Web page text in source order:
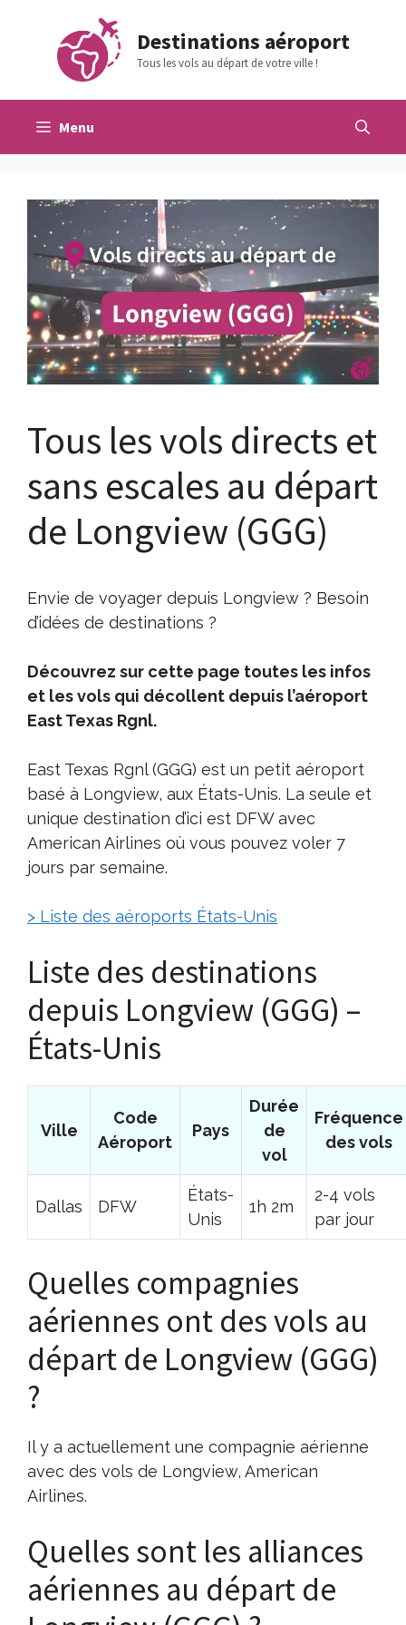
contenu
Destinations aéroport
Tous les vols au départ de votre ville !
Menu
Tous les vols directs et
sans escales au départ
de Longview (GGG)
Envie de voyager depuis Longview ? Besoin
d’idées de destinations ?
Découvrez sur cette page toutes les infos
et les vols qui décollent depuis l’aéroport
East Texas Rgnl.
East Texas Rgnl (GGG) est un petit aéroport
basé à Longview, aux États-Unis. La seule et
unique destination d’ici est DFW avec
American Airlines où vous pouvez voler 7
jours par semaine.
> Liste des aéroports États-Unis
Liste des destinations
depuis Longview (GGG) –
États-Unis
Ville
Code
Aéroport
Pays
Durée
de
vol
Fréquence
des vols
Dallas DFW
États-
Unis
1h 2m
2-4 vols
par jour
Quelles compagnies
aériennes ont des vols au
départ de Longview (GGG)
?
Il y a actuellement une compagnie aérienne
avec des vols de Longview, American
Airlines.
Quelles sont les alliances
aériennes au départ de